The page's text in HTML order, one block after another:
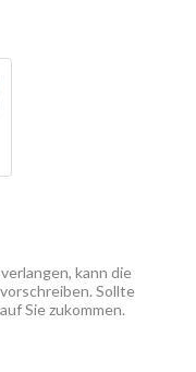
kann die
Sollte
Sie zukommen.